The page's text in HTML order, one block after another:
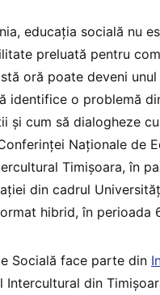
educația socială nu
preluată pentru
oră poate deveni
identifice o problemă
și cum să dialogheze
Naționale de
Timișoara, în
din cadrul
hibrid, în perioada
Socială face parte din
din